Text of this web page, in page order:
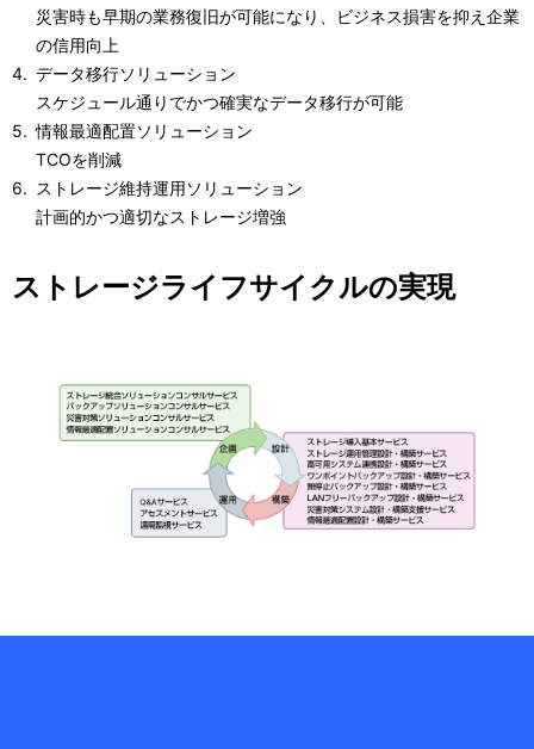
災害時も早期の業務復旧が可能になり、ビジネス損害を抑え企業
の信用向上
データ移行ソリューション
スケジュール通りでかつ確実なデータ移行が可能
情報最適配置ソリューション
TCOを削減
ストレージ維持運用ソリューション
計画的かつ適切なストレージ増強
ストレージライフサイクルの実現